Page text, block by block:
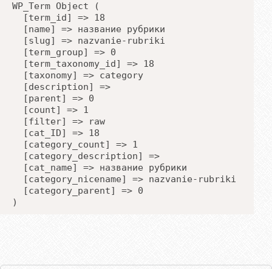
WP_Term Object (
[term_id] => 18
[name] => название рубрики
[slug] => nazvanie-rubriki
[term_group] => 0
[term_taxonomy_id] => 18
[taxonomy] => category
[description] =>
[parent] => 0
[count] => 1
[filter] => raw
[cat_ID] => 18
[category_count] => 1
[category_description] =>
[cat_name] => название рубрики
[category_nicename] => nazvanie-rubriki
[category_parent] => 0